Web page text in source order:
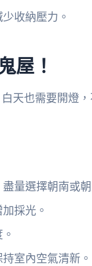
收納壓力。
屋！
天也需要開燈
量選擇朝南或朝
採光。
室內空氣清新。